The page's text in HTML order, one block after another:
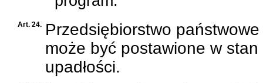
Art. 24. Przedsiębiorstwo państwowe
może być postawione w stan
upadłości.